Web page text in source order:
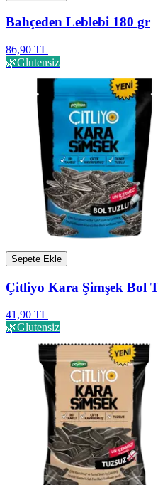
Bahçeden Leblebi 180 gr
86,90 TL
🌿Glutensiz
Sepete Ekle
Çitliyo Kara Şimşek Bol
41,90 TL
🌿Glutensiz